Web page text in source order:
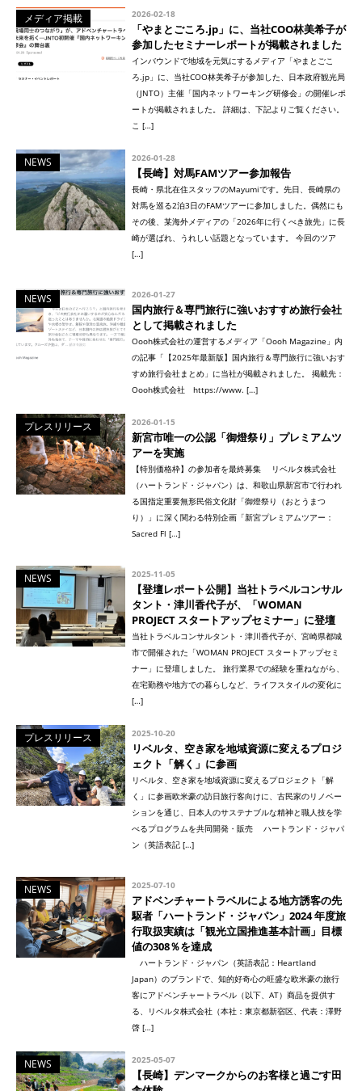
メディア掲載 2026-02-18
「やまとごころ.jp」に、当社COO林美希子が
参加したセミナーレポートが掲載されました
インバウンドで地域を元気にするメディア「やまとごこ
ろ.jp」に、当社COO林美希子が参加した、日本政府観光局
（JNTO）主催「国内ネットワーキング研修会」の開催レポ
ートが掲載されました。 詳細は、下記よりご覧ください。
こ […]
NEWS 2026-01-28
【長崎】対馬FAMツアー参加報告
長崎・県北在住スタッフのMayumiです。先日、長崎県の
対馬を巡る2泊3日のFAMツアーに参加しました。偶然にも
その後、某海外メディアの「2026年に行くべき旅先」に長
崎が選ばれ、うれしい話題となっています。 今回のツア
[…]
NEWS 2026-01-27
国内旅行＆専門旅行に強いおすすめ旅行会社
として掲載されました
Oooh株式会社の運営するメディア「Oooh Magazine」内
の記事「【2025年最新版】国内旅行＆専門旅行に強いおす
すめ旅行会社まとめ」に当社が掲載されました。 掲載先：
Oooh株式会社 https://www. […]
プレスリリース 2026-01-15
新宮市唯一の公認「御燈祭り」プレミアムツ
アーを実施
【特別価格枠】の参加者を最終募集 リベルタ株式会社
（ハートランド・ジャパン）は、和歌山県新宮市で行われ
る国指定重要無形民俗文化財「御燈祭り（おとうまつ
り）」に深く関わる特別企画「新宮プレミアムツアー：
Sacred Fl […]
NEWS 2025-11-05
【登壇レポート公開】当社トラベルコンサル
タント・津川香代子が、「WOMAN
PROJECT スタートアップセミナー」に登壇
当社トラベルコンサルタント・津川香代子が、宮崎県都城
市で開催された「WOMAN PROJECT スタートアップセミ
ナー」に登壇しました。 旅行業界での経験を重ねながら、
在宅勤務や地方での暮らしなど、ライフスタイルの変化に
[…]
プレスリリース 2025-10-20
リベルタ、空き家を地域資源に変えるプロジ
ェクト「解く」に参画
リベルタ、空き家を地域資源に変えるプロジェクト「解
く」に参画欧米豪の訪日旅行客向けに、古民家のリノベー
ションを通じ、日本人のサステナブルな精神と職人技を学
べるプログラムを共同開発・販売 ハートランド・ジャパ
ン（英語表記 […]
NEWS 2025-07-10
アドベンチャートラベルによる地方誘客の先
駆者「ハートランド・ジャパン」2024 年度旅
行取扱実績は「観光立国推進基本計画」目標
値の308％を達成
ハートランド・ジャパン（英語表記：Heartland
Japan）のブランドで、知的好奇心の旺盛な欧米豪の旅行
客にアドベンチャートラベル（以下、AT）商品を提供す
る、リベルタ株式会社（本社：東京都新宿区、代表：澤野
啓 […]
NEWS 2025-05-07
【長崎】デンマークからのお客様と過ごす田